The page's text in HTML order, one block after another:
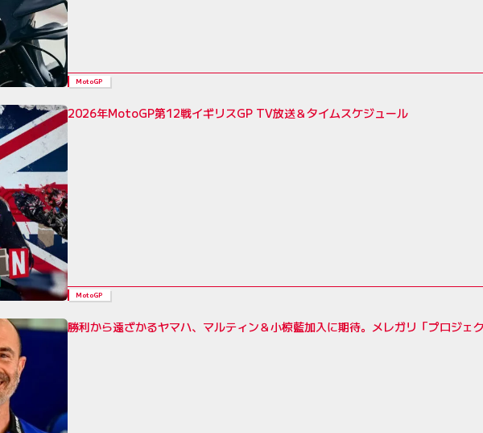
MotoGP
2026年MotoGP第12戦イギリスGP TV放送＆タイムスケジュール
MotoGP
勝利から遠ざかるヤマハ、マルティン＆小椋藍加入に期待。メレガリ「プロジェ